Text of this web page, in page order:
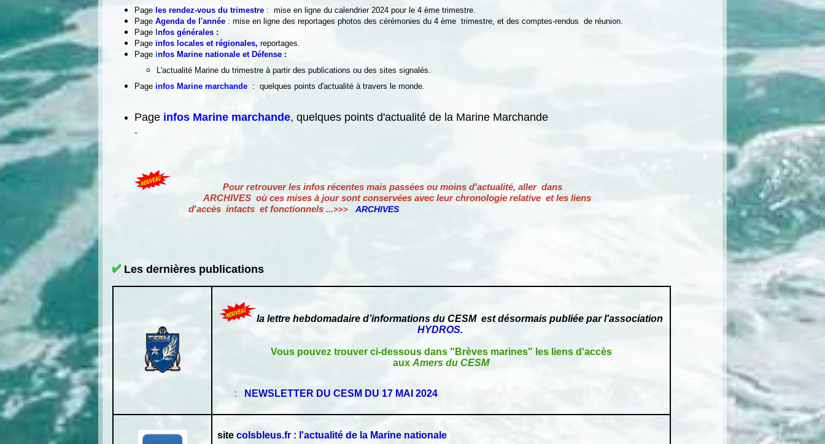
Page les rendez-vous du trimestre : mise en ligne du calendrier 2024 pour le 4 ème trimestre.
Page Agenda de l'année : mise en ligne des reportages photos des cérémonies du 4 ème trimestre, et des comptes-rendus de réunion.
Page Infos générales :
Page infos locales et régionales, reportages.
Page infos Marine nationale et Défense :
L'actualité Marine du trimestre à partir des publications ou des sites signalés.
Page infos Marine marchande : quelques points d'actualité à travers le monde.
Page infos Marine marchande, quelques points d'actualité de la Marine Marchande
.
Pour retrouver les infos récentes mais passées ou moins d'actualité, aller dans
ARCHIVES où ces mises à jour sont conservées avec leur chronologie relative et les liens
d'accès intacts et fonctionnels ...>>> ARCHIVES
Les dernières publications
la lettre hebdomadaire d’informations du CESM est désormais publiée par l'association
HYDROS.
Vous pouvez trouver ci-dessous dans "Brèves marines" les liens d'accès
auxAmers du CESM
: NEWSLETTER DU CESM DU 17 MAI 2024
site colsbleus.fr : l'actualité de la Marine nationale